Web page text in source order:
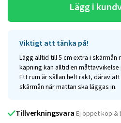
Lägg i
Viktigt att tänka på!
Lägg alltid till 5 cm extra i skärmån
kapning kan alltid en
Ett rum är sällan helt rakt, därav
skärmån när mattan ska läggas in.
Tillverkningsvara Ej öppet köp